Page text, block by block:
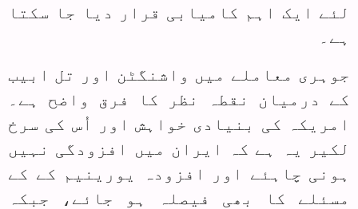
لئے ایک اہم کامیابی قرار دیا جا سکتا
ہے۔
جوہری معاملے میں واشنگٹن اور تل ابیب
کے درمیان نقطہ نظر کا فرق واضح ہے۔
امریکہ کی بنیادی خواہش اور اُس کی سرخ
لکیر یہ ہے کہ ایران میں افزودگی نہیں
ہونی چاہئے اور افزودہ یورینیم کے کے
مسئلے کا بھی فیصلہ ہو جائے، جبکہ